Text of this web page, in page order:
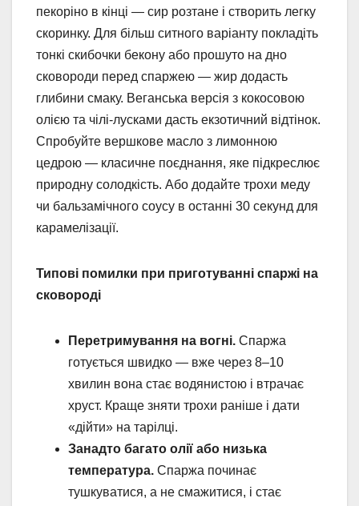
пекоріно в кінці — сир розтане і створить легку
скоринку. Для більш ситного варіанту покладіть
тонкі скибочки бекону або прошуто на дно
сковороди перед спаржею — жир додасть
глибини смаку. Веганська версія з кокосовою
олією та чілі-лусками дасть екзотичний відтінок.
Спробуйте вершкове масло з лимонною
цедрою — класичне поєднання, яке підкреслює
природну солодкість. Або додайте трохи меду
чи бальзамічного соусу в останні 30 секунд для
карамелізації.
Типові помилки при приготуванні спаржі на
сковороді
Перетримування на вогні. Спаржа
готується швидко — вже через 8–10
хвилин вона стає водянистою і втрачає
хруст. Краще зняти трохи раніше і дати
«дійти» на тарілці.
Занадто багато олії або низька
температура. Спаржа починає
тушкуватися, а не смажитися, і стає